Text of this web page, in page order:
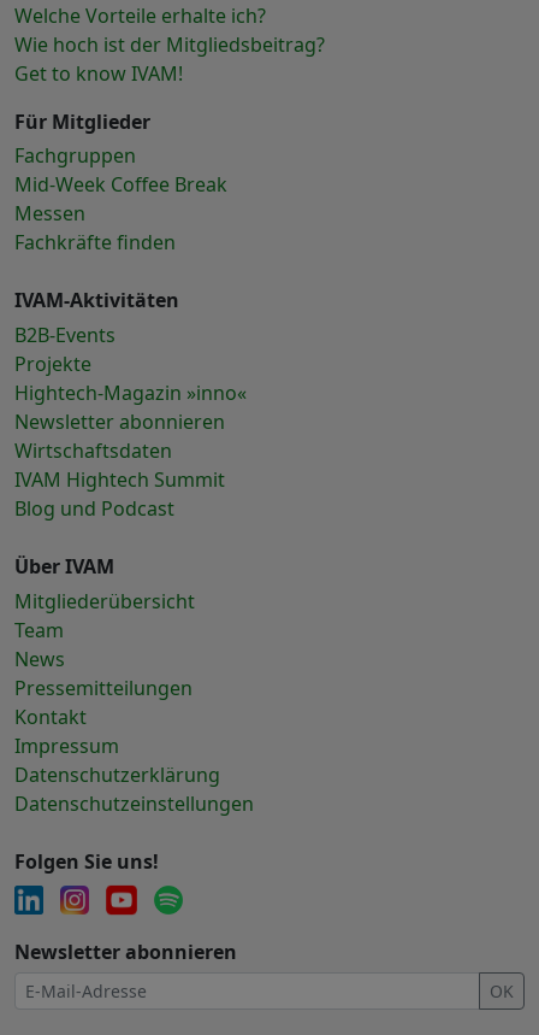
Welche Vorteile erhalte ich?
Wie hoch ist der Mitgliedsbeitrag?
Get to know IVAM!
Für Mitglieder
Fachgruppen
Mid-Week Coffee Break
Messen
Fachkräfte finden
IVAM-Aktivitäten
B2B-Events
Projekte
Hightech-Magazin »inno«
Newsletter abonnieren
Wirtschaftsdaten
IVAM Hightech Summit
Blog und Podcast
Über IVAM
Mitgliederübersicht
Team
News
Pressemitteilungen
Kontakt
Impressum
Datenschutzerklärung
Datenschutzeinstellungen
Folgen Sie uns!
Newsletter abonnieren